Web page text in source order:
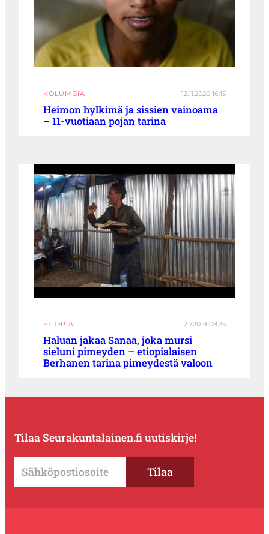
KOLUMBIA 12.11.2020 16:15
Heimon hylkimä ja sissien vainoama
– 11-vuotiaan pojan tarina
ETIOPIA 2.7.2019 08:25
Haluan jakaa Sanaa, joka mursi
sieluni pimeyden – etiopialaisen
Berhanen tarina pimeydestä valoon
Tilaa Seurakuntalainen.fi uutiskirje!